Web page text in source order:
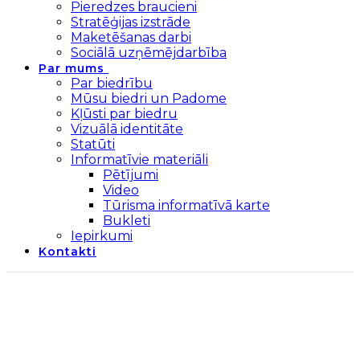
Pieredzes braucieni
Stratēģijas izstrāde
Maketēšanas darbi
Sociālā uzņēmējdarbība
Par mums
Par biedrību
Mūsu biedri un Padome
Kļūsti par biedru
Vizuālā identitāte
Statūti
Informatīvie materiāli
Pētījumi
Video
Tūrisma informatīvā karte
Bukleti
Iepirkumi
Kontakti